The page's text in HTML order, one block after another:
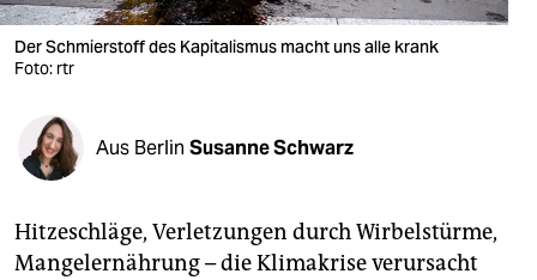
verlag
verlag
veranstaltungen
shop
unterstützen
Der Schmierstoff des Kapitalismus macht uns alle krank
Foto: rtr
Aus Berlin Susanne Schwarz
Hitzeschläge, Verletzungen durch Wirbelstürme,
Mangelernährung – die Klimakrise verursacht